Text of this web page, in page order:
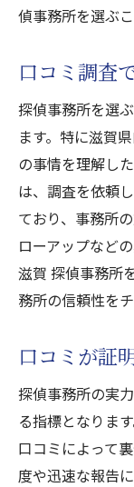
偵事務所を選ぶ
口コミ調査
探偵事務所を選
ます。特に滋賀
の事情を理解し
は、調査を依頼
ており、事務所
ローアップなど
滋賀 探偵事務所
務所の信頼性を
口コミが証
探偵事務所の実
る指標となりま
口コミによって
度や迅速な報告